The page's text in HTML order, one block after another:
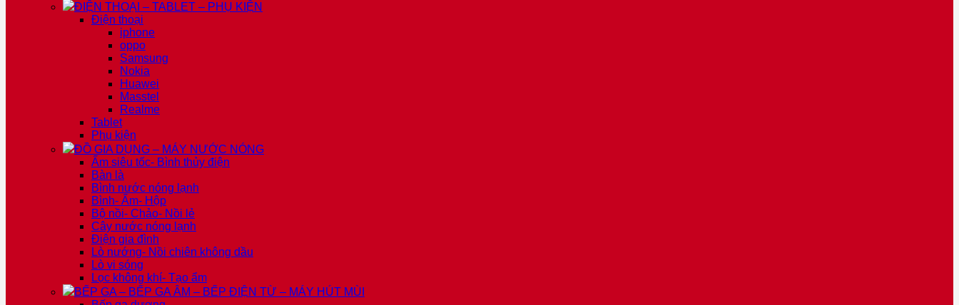
ĐIỆN THOẠI – TABLET – PHỤ KIỆN
Điện thoại
iphone
oppo
Samsung
Nokia
Huawei
Masstel
Realme
Tablet
Phụ kiện
ĐỒ GIA DỤNG – MÁY NƯỚC NÓNG
Ấm siêu tốc- Bình thủy điện
Bàn là
Bình nước nóng lạnh
Bình- Ấm- Hộp
Bộ nồi- Chảo- Nồi lẻ
Cây nước nóng lạnh
Điện gia đình
Lò nướng- Nồi chiên không dầu
Lò vi sóng
Lọc không khí- Tạo ẩm
BẾP GA – BẾP GA ÂM – BẾP ĐIỆN TỪ – MÁY HÚT MÙI